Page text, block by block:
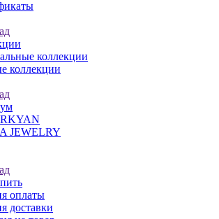
коллекции
коллекции
JEWELRY
оплаты
доставки